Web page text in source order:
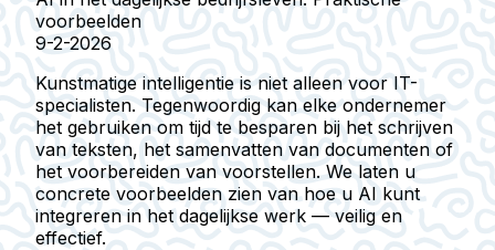
voorbeelden
9-2-2026
Kunstmatige intelligentie is niet alleen voor IT-
specialisten. Tegenwoordig kan elke ondernemer
het gebruiken om tijd te besparen bij het schrijven
van teksten, het samenvatten van documenten of
het voorbereiden van voorstellen. We laten u
concrete voorbeelden zien van hoe u AI kunt
integreren in het dagelijkse werk — veilig en
effectief.